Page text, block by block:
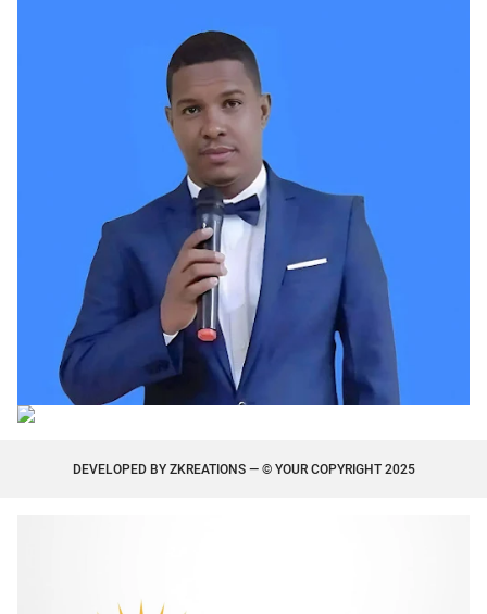
DEVELOPED BY ZKREATIONS— © YOUR COPYRIGHT 2025